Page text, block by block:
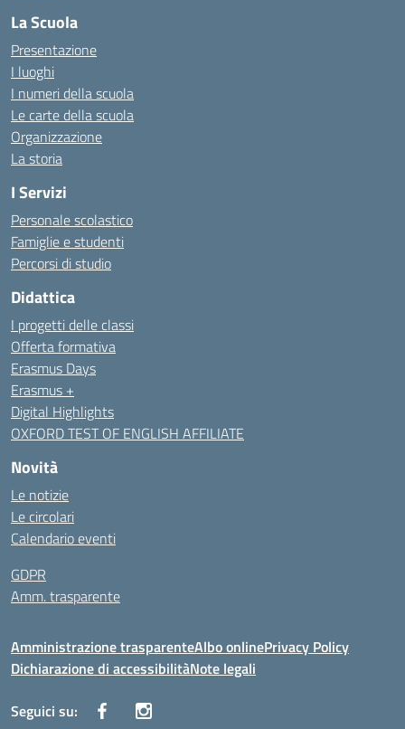
La Scuola
Presentazione
I luoghi
I numeri della scuola
Le carte della scuola
Organizzazione
La storia
I Servizi
Personale scolastico
Famiglie e studenti
Percorsi di studio
Didattica
I progetti delle classi
Offerta formativa
Erasmus Days
Erasmus +
Digital Highlights
OXFORD TEST OF ENGLISH AFFILIATE
Novità
Le notizie
Le circolari
Calendario eventi
GDPR
Amm. trasparente
Amministrazione trasparenteAlbo onlinePrivacy Policy
Dichiarazione di accessibilitàNote legali
Seguici su: